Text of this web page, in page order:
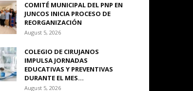
COMITÉ MUNICIPAL DEL PNP EN
JUNCOS INICIA PROCESO DE
REORGANIZACIÓN
August 5, 2026
COLEGIO DE CIRUJANOS
IMPULSA JORNADAS
EDUCATIVAS Y PREVENTIVAS
DURANTE EL MES...
August 5, 2026